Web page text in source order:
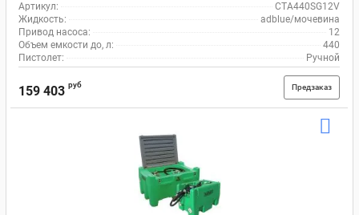
Артикул:
CTA440SG12V
Жидкость:
adblue/мочевина
Привод насоса:
12
Объем емкости до, л:
440
Пистолет:
Ручной
159 403 руб Предзаказ